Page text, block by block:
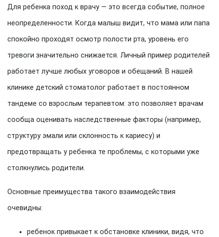
Для ребенка поход к врачу — это всегда событие, полное
неопределенности. Когда малыш видит, что мама или папа
спокойно проходят осмотр полости рта, уровень его
тревоги значительно снижается. Личный пример родителей
работает лучше любых уговоров и обещаний. В нашей
клинике детский стоматолог работает в постоянном
тандеме со взрослым терапевтом: это позволяет врачам
сообща оценивать наследственные факторы (например,
структуру эмали или склонность к кариесу) и
предотвращать у ребенка те проблемы, с которыми уже
столкнулись родители.
Основные преимущества такого взаимодействия
очевидны:
ребенок привыкает к обстановке клиники, видя, что